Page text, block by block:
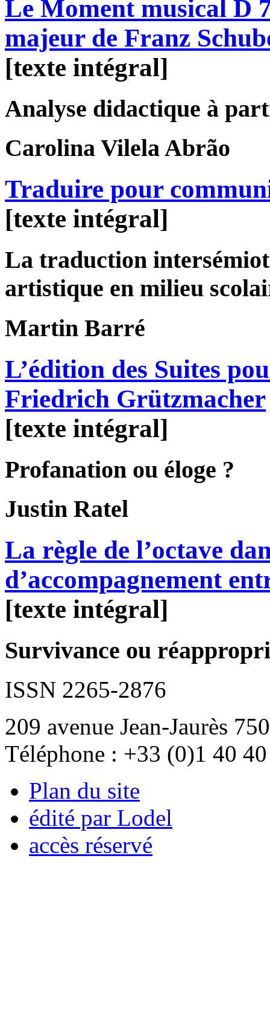
Le Moment musical D
majeur de Franz
[texte intégral]
Analyse didactique à
Carolina Vilela Abrão
Traduire pour
[texte intégral]
La traduction
artistique en milieu
Martin Barré
L’édition des Suites
Friedrich Grützmacher
[texte intégral]
Profanation ou éloge ?
Justin Ratel
La règle de l’octave
d’accompagnement
[texte intégral]
Survivance ou
ISSN 2265-2876
209 avenue Jean-Jaurès
Téléphone : +33 (0)1 40
Plan du site
édité par Lodel
accès réservé